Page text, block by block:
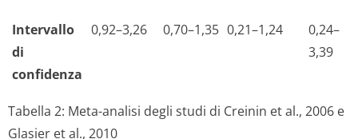
Intervallo
di
confidenza
0,92–3,26 0,70–1,35 0,21–1,24
0,24–
3,39
Tabella 2: Meta-analisi degli studi di Creinin et al., 2006 e
Glasier et al., 2010